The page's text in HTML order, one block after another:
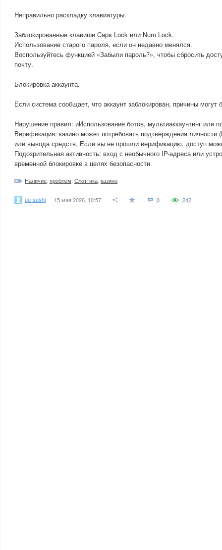
Неправильно раскладку клавиатуры.
Заблокированные клавиши Caps Lock или Num Lock.
Использование старого пароля, если он недавно менялся.
Воспользуйтесь функцией «Забыли пароль?», чтобы сбросить
почту.
Блокировка аккаунта.
Если система сообщает, что аккаунт заблокирован, причины могут
Нарушение правил: иИспользование ботов, мультиаккаунтинг или
Верификация: казино может потребовать подтверждения личности
или вывода средств. Если вы не прошли верификацию, доступ
Подозрительная активность: вход с необычного IP-адреса или
временной блокировке в целях безопасности.
Наличие проблем Слоттика казино
uu-sushi 15 мая 2026, 10:57 0 242